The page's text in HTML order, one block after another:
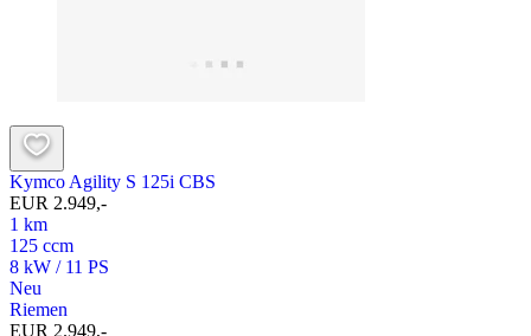
Kymco Agility S 125i CBS
EUR 2.949,-
1 km
125 ccm
8 kW / 11 PS
Neu
Riemen
EUR 2.949,-